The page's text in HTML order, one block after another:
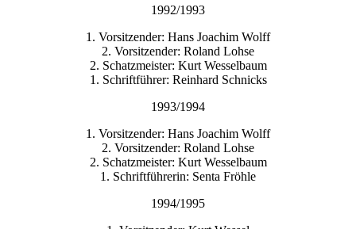
1992/1993
1. Vorsitzender: Hans Joachim Wolff
2. Vorsitzender: Roland Lohse
2. Schatzmeister: Kurt Wesselbaum
1. Schriftführer: Reinhard Schnicks
1993/1994
1. Vorsitzender: Hans Joachim Wolff
2. Vorsitzender: Roland Lohse
2. Schatzmeister: Kurt Wesselbaum
1. Schriftführerin: Senta Fröhle
1994/1995